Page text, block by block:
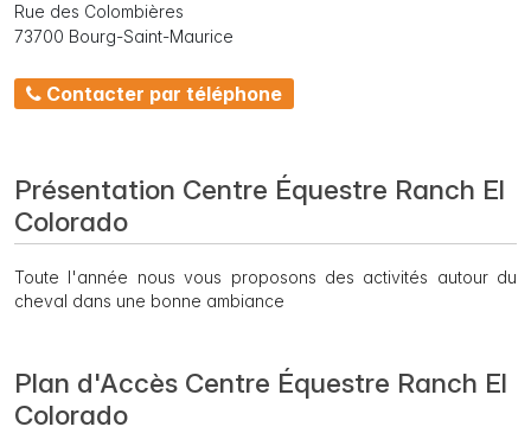
Rue des Colombières
73700 Bourg-Saint-Maurice
Contacter par téléphone
Présentation Centre Équestre Ranch El
Colorado
Toute l'année nous vous proposons des activités autour du
cheval dans une bonne ambiance
Plan d'Accès Centre Équestre Ranch El
Colorado